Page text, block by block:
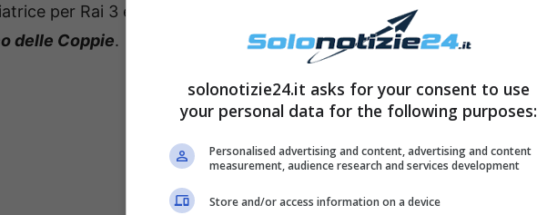
per Rai 3 e – tra il 1988 e il 1990 – conduce il tv show
delle Coppie.
solonotizie24.it asks for your consent to use
your personal data for the following purposes:
Personalised advertising and content, advertising and content
measurement, audience research and services development
Store and/or access information on a device